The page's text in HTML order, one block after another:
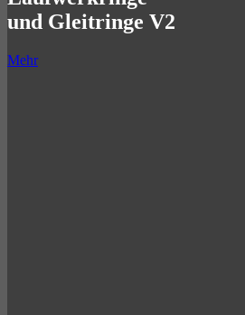
und Gleitringe V2
Mehr